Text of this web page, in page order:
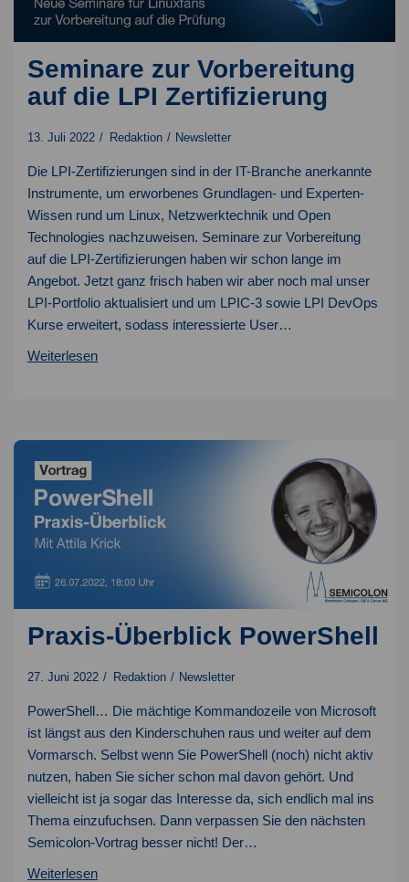
Seminare zur Vorbereitung
auf die LPI Zertifizierung
13. Juli 2022 Redaktion Newsletter
Die LPI-Zertifizierungen sind in der IT-Branche anerkannte
Instrumente, um erworbenes Grundlagen- und Experten-
Wissen rund um Linux, Netzwerktechnik und Open
Technologies nachzuweisen. Seminare zur Vorbereitung
auf die LPI-Zertifizierungen haben wir schon lange im
Angebot. Jetzt ganz frisch haben wir aber noch mal unser
LPI-Portfolio aktualisiert und um LPIC-3 sowie LPI DevOps
Kurse erweitert, sodass interessierte User…
WeiterlesenSeminare
die
Zertifizierung
Praxis-Überblick PowerShell
27. Juni 2022 Redaktion Newsletter
PowerShell… Die mächtige Kommandozeile von Microsoft
ist längst aus den Kinderschuhen raus und weiter auf dem
Vormarsch. Selbst wenn Sie PowerShell (noch) nicht aktiv
nutzen, haben Sie sicher schon mal davon gehört. Und
vielleicht ist ja sogar das Interesse da, sich endlich mal ins
Thema einzufuchsen. Dann verpassen Sie den nächsten
Semicolon-Vortrag besser nicht! Der…
WeiterlesenPraxis-